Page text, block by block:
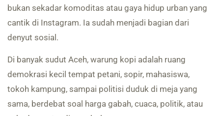
bukan sekadar komoditas atau gaya hidup urban yang
cantik di Instagram. Ia sudah menjadi bagian dari
denyut sosial.
Di banyak sudut Aceh, warung kopi adalah ruang
demokrasi kecil tempat petani, sopir, mahasiswa,
tokoh kampung, sampai politisi duduk di meja yang
sama, berdebat soal harga gabah, cuaca, politik, atau